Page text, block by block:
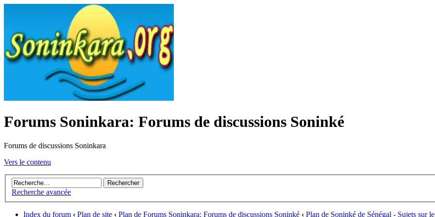
Forums Soninkara: Forums de discussions Soninké
Forums de discussions Soninkara
Vers le contenu
Recherche avancée
Index du forum ‹ Plan de site ‹ Plan de Forums Soninkara: Forums de discussions Soninké ‹ Plan de Soninké de Sénégal - Sujets sur